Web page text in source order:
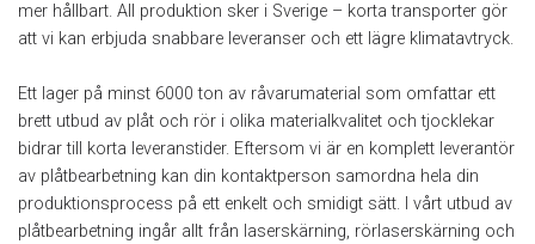
mer hållbart. All produktion sker i Sverige – korta transporter gör
att vi kan erbjuda snabbare leveranser och ett lägre klimatavtryck.
Ett lager på minst 6000 ton av råvarumaterial som omfattar ett
brett utbud av plåt och rör i olika materialkvalitet och tjocklekar
bidrar till korta leveranstider. Eftersom vi är en komplett leverantör
av plåtbearbetning kan din kontaktperson samordna hela din
produktionsprocess på ett enkelt och smidigt sätt. I vårt utbud av
plåtbearbetning ingår allt från laserskärning, rörlaserskärning och